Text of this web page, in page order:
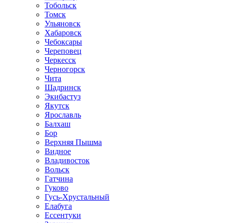
Тобольск
Томск
Ульяновск
Хабаровск
Чебоксары
Череповец
Черкесск
Черногорск
Чита
Шадринск
Экибастуз
Якутск
Ярославль
Балхаш
Бор
Верхняя Пышма
Видное
Владивосток
Вольск
Гатчина
Гуково
Гусь-Хрустальный
Елабуга
Ессентуки